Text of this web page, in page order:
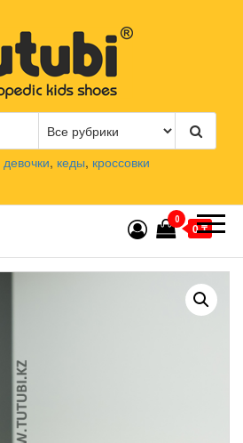
Детская и подростковая
ортопедическая обувь
девочки, кеды, кроссовки
0
0 ₸